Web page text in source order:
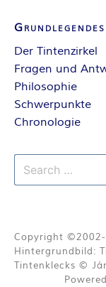
S
Y
A
U
T
O
R
:
Grundlegendes
Der Tintenzirkel
Fragen und
Philosophie
Schwerpunkte
Chronologie
Search
for:
Copyright
Hintergrundbild:
Tintenklecks ©